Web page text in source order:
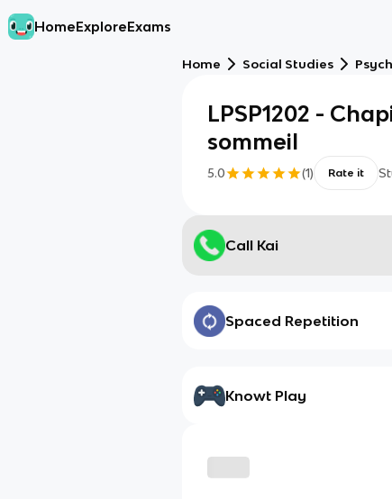
HomeExploreExams
Home Social Studies
LPSP1202 -
sommeil
5.0 (1) Rate it
Call Kai
Spaced Repetition
Knowt Play